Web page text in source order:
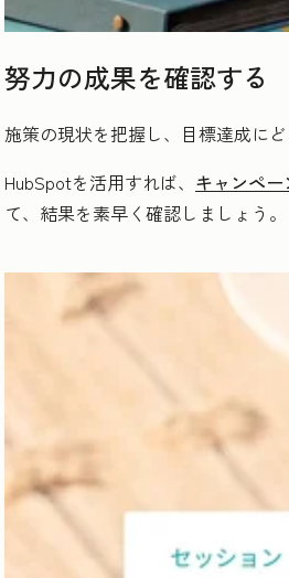
努力の成果を確認する
施策の現状を把握し、目標達成に
HubSpotを活用すれば、 キャンペ
て、結果を素早く確認しましょう。